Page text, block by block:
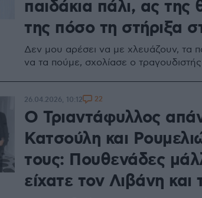
παιδάκια πάλι, ας της
της πόσο τη στήριξα
Δεν μου αρέσει να με χλευάζουν, τα
να τα πούμε, σχολίασε ο τραγουδιστής
Ο Τριαντάφυλλος
Κατσούλη και
τους: Πουθενάδες
είχατε τον Λιβάνη
26.04.2026, 10:12 22